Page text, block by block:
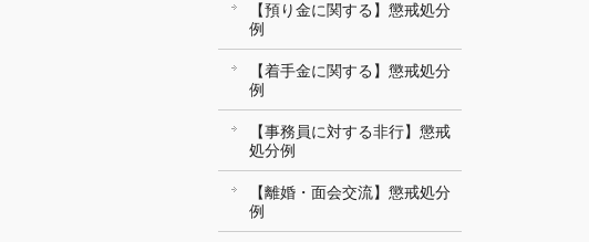
【預り金に関する】懲戒処分
例
【着手金に関する】懲戒処分
例
【事務員に対する非行】懲戒
処分例
【離婚・面会交流】懲戒処分
例